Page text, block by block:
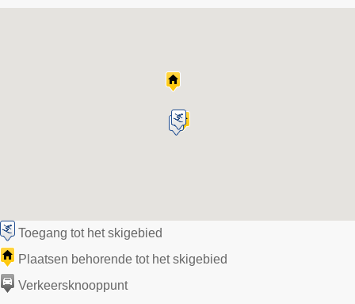
Toegang tot het skigebied
Plaatsen behorende tot het skigebied
Verkeersknooppunt